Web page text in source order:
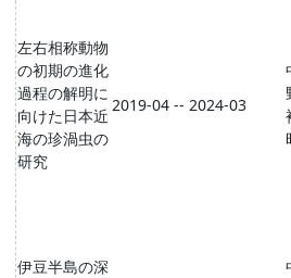
左右相称動物
の初期の進化
過程の解明に
向けた日本近
海の珍渦虫の
研究
2019-04 -- 2024-03
伊豆半島の深